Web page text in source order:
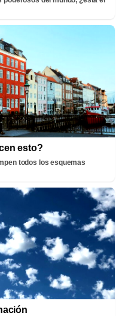
esto?
todos los esquemas